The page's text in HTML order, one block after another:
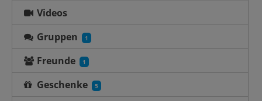
Videos
Gruppen
1
Freunde 1
Geschenke 5